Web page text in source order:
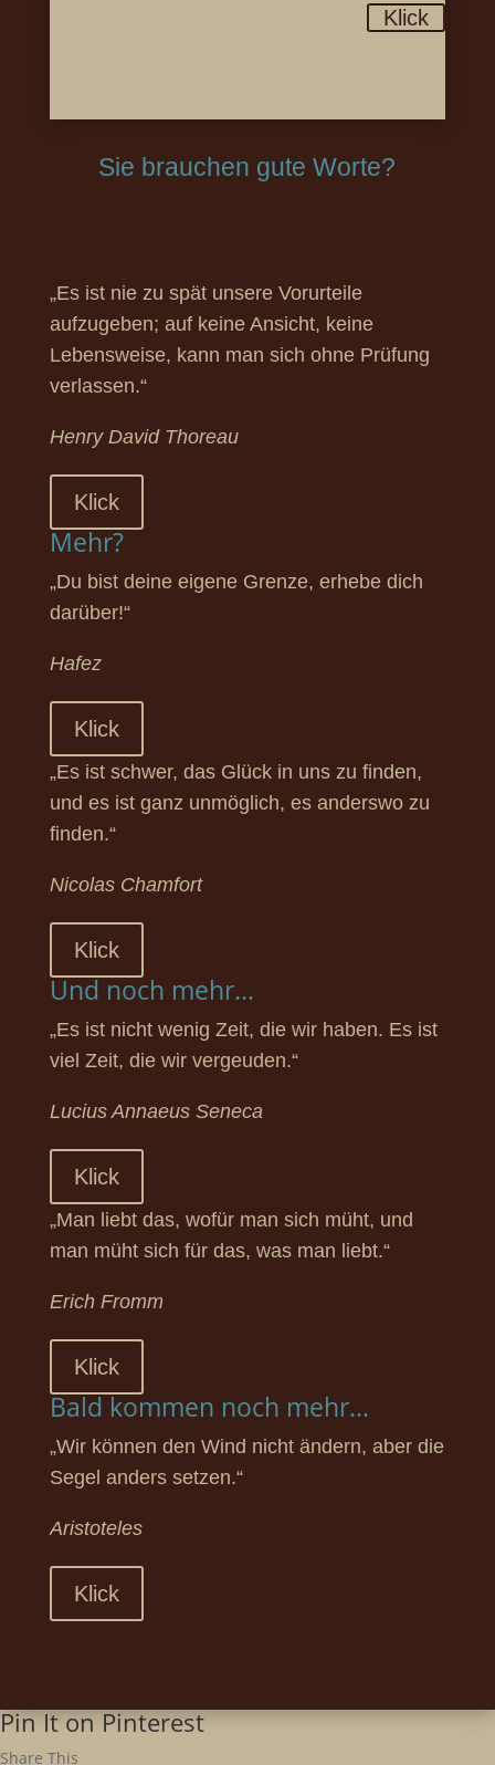
Klick
Sie brauchen gute Worte?
„Es ist nie zu spät unsere Vorurteile
aufzugeben; auf keine Ansicht, keine
Lebensweise, kann man sich ohne Prüfung
verlassen.“
Henry David Thoreau
Klick
Mehr?
„Du bist deine eigene Grenze, erhebe dich
darüber!“
Hafez
Klick
„Es ist schwer, das Glück in uns zu finden,
und es ist ganz unmöglich, es anderswo zu
finden.“
Nicolas Chamfort
Klick
Und noch mehr...
„Es ist nicht wenig Zeit, die wir haben. Es ist
viel Zeit, die wir vergeuden.“
Lucius Annaeus Seneca
Klick
„Man liebt das, wofür man sich müht, und
man müht sich für das, was man liebt.“
Erich Fromm
Klick
Bald kommen noch mehr...
„Wir können den Wind nicht ändern, aber die
Segel anders setzen.“
Aristoteles
Klick
Pin It on Pinterest
Share This